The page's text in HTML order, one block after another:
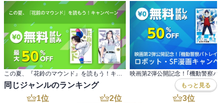
同じジャンルのランキング もっと見る
1位 2位 3位